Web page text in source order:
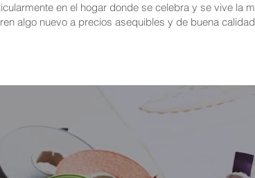
en el hogar donde se celebra y se vive la
algo nuevo a precios asequibles y de buena